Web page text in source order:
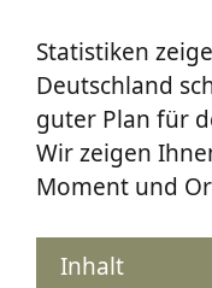
Statistiken
Deutschland
guter Plan für
Wir zeigen
Moment und
Inhalt